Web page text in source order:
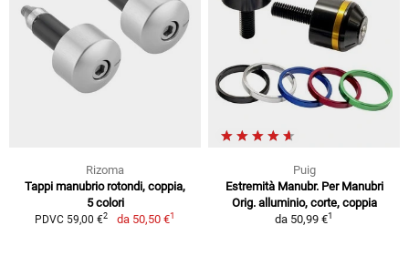
Rizoma
Tappi manubrio rotondi, coppia,
5 colori
PDVC 59,00 €2 da 50,50 €1
Puig
Estremità Manubr. Per Manubri
Orig. alluminio, corte, coppia
da 50,99 €1